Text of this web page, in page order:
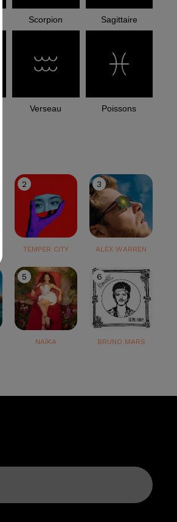
Scorpion Sagittaire
Verseau Poissons
2
TEMPER CITY
3
ALEX WARREN
5
NAÏKA
6
BRUNO MARS